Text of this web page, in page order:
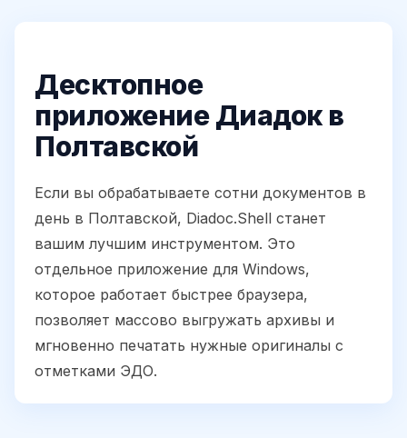
Десктопное
приложение Диадок в
Полтавской
Если вы обрабатываете сотни документов в
день в Полтавской, Diadoc.Shell станет
вашим лучшим инструментом. Это
отдельное приложение для Windows,
которое работает быстрее браузера,
позволяет массово выгружать архивы и
мгновенно печатать нужные оригиналы с
отметками ЭДО.